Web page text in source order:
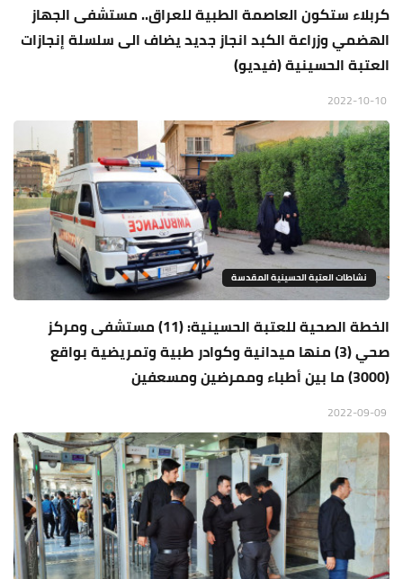
كربلاء ستكون العاصمة الطبية للعراق.. مستشفى الجهاز
الهضمي وزراعة الكبد انجاز جديد يضاف الى سلسلة إنجازات
العتبة الحسينية (فيديو)
نشاطات العتبة الحسينية المقدسة
الخطة الصحية للعتبة الحسينية: (11) مستشفى ومركز
صحي (3) منها ميدانية وكوادر طبية وتمريضية بواقع
(3000) ما بين أطباء وممرضين ومسعفين